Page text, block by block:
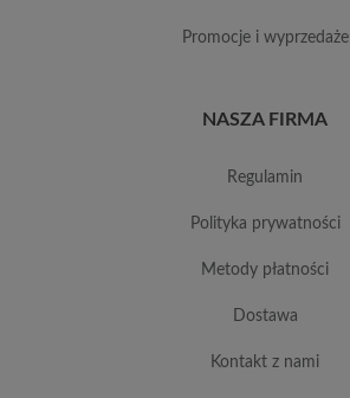
promocje i wyprzedaże
NASZA FIRMA
regulamin
polityka prywatności
metody płatności
dostawa
kontakt z nami